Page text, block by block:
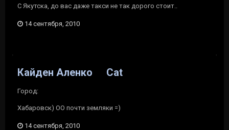
C Якутска, до вас даже такси не так дорого стоит..
14 сентября, 2010
Кайден Аленко Cat
Город:
Хабаровск) OO почти земляки =)
14 сентября, 2010